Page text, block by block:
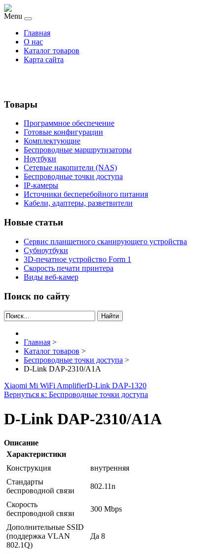
Menu
Главная
О нас
Каталог товаров
Карта сайта
Товары
Программное обеспечение
Готовые конфигурации
Комплектующие
Беспроводные маршрутизаторы
Ноутбуки
Сетевые накопители (NAS)
Беспроводные точки доступа
IP-камеры
Источники бесперебойного питания
Кабели, адаптеры, разветвители
Новые статьи
Сервис планшетного сканирующего устройства
Субноутбуки
3D-печатное устройство Form 1
Скорость печати принтера
Виды веб-камер
Поиск по сайту
Найти
Главная >
Каталог товаров >
Беспроводные точки доступа >
D-Link DAP-2310/A1A
Xiaomi Mi WiFi AmplifierD-Link DAP-1320
Вернуться к: Беспроводные точки доступа
D-Link DAP-2310/A1A
Описание
Характеристики
Конструкция
внутренняя
Стандарты
беспроводной связи
802.11n
Скорость
беспроводной связи
300 Mbps
Дополнительные SSID
(поддержка VLAN
802.1Q)
Да 8